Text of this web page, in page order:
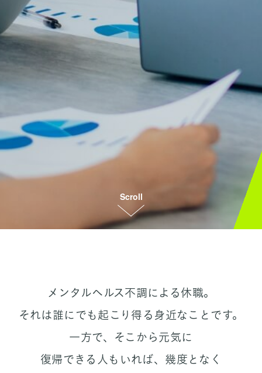
Scroll
メンタルヘルス不調による休職。
それは誰にでも起こり得る身近なことです。
一方で、そこから元気に
復帰できる人もいれば、 幾度となく